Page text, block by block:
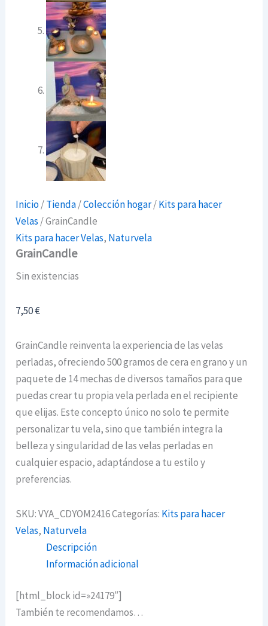
Inicio/Tienda/Colección hogar/Kits para hacer
Velas/ GrainCandle
Kits para hacer Velas, Naturvela
GrainCandle
Sin existencias
7,50€
GrainCandle reinventa la experiencia de las velas
perladas, ofreciendo 500 gramos de cera en grano y un
paquete de 14 mechas de diversos tamaños para que
puedas crear tu propia vela perlada en el recipiente
que elijas. Este concepto único no solo te permite
personalizar tu vela, sino que también integra la
belleza y singularidad de las velas perladas en
cualquier espacio, adaptándose a tu estilo y
preferencias.
SKU:VYA_CDYOM2416Categorías: Kits para hacer
Velas, Naturvela
Descripción
Información adicional
[html_block id=»24179″]
También te recomendamos…